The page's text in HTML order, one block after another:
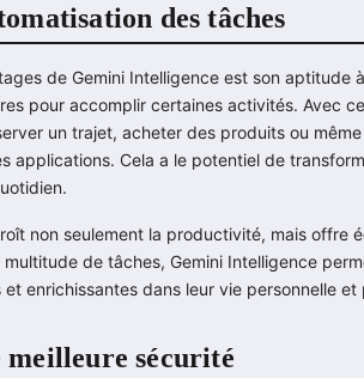
des tâches
de Gemini Intelligence est son
pour accomplir certaines activités. Avec
un trajet, acheter des produits ou
applications. Cela a le potentiel de
non seulement la productivité, mais offre
multitude de tâches, Gemini Intelligence
enrichissantes dans leur vie personnelle et
meilleure sécurité